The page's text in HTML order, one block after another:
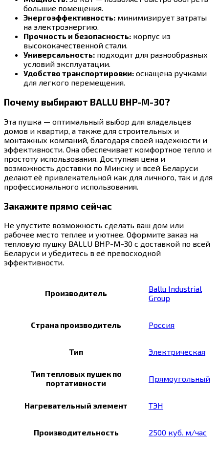
большие помещения.
Энергоэффективность: минимизирует затраты
на электроэнергию.
Прочность и безопасность: корпус из
высококачественной стали.
Универсальность: подходит для разнообразных
условий эксплуатации.
Удобство транспортировки: оснащена ручками
для легкого перемещения.
Почему выбирают BALLU BHP-M-30?
Эта пушка — оптимальный выбор для владельцев
домов и квартир, а также для строительных и
монтажных компаний, благодаря своей надежности и
эффективности. Она обеспечивает комфортное тепло и
простоту использования. Доступная цена и
возможность доставки по Минску и всей Беларуси
делают её привлекательной как для личного, так и для
профессионального использования.
Закажите прямо сейчас
Не упустите возможность сделать ваш дом или
рабочее место теплее и уютнее. Оформите заказ на
тепловую пушку BALLU BHP-M-30 с доставкой по всей
Беларуси и убедитесь в её превосходной
эффективности.
Производитель
Ballu Industrial
Group
Страна производитель Россия
Тип Электрическая
Тип тепловых пушек по
портативности
Прямоугольный
Нагревательный элемент ТЭН
Производительность 2500 куб. м/час